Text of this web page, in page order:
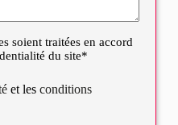
soient traitées en accord
du site*
et les conditions